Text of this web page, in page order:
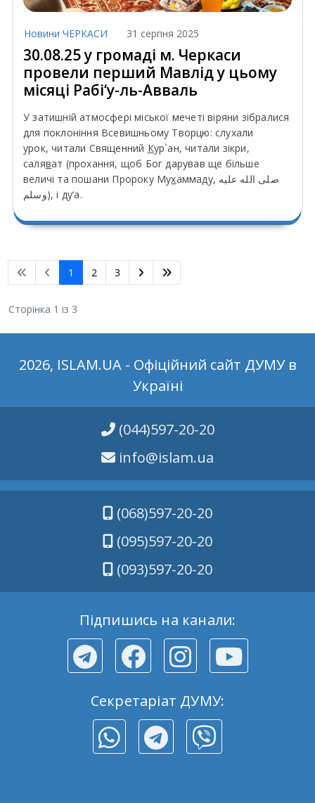
Новини ЧЕРКАСИ 31 серпня 2025
30.08.25 у громаді м. Черкаси
провели перший Мавлід у цьому
місяці Рабі‘у-ль-Авваль
У затишній атмосфері міської мечеті віряни зібралися
для поклоніння Всевишньому Творцю: слухали
урок, читали Священний Кур`ан, читали зікри,
саляват (прохання, щоб Бог дарував ще більше
величі та пошани Пророку Мухаммаду, صلى الله عليه
وسلم), і ду‘а.
1 2 3
Сторінка 1 із 3
2026, ISLAM.UA - Офіційний сайт ДУМУ в
Україні
(044)597-20-20
info@islam.ua
(068)597-20-20
(095)597-20-20
(093)597-20-20
Підпишись на канали:
Секретаріат ДУМУ: